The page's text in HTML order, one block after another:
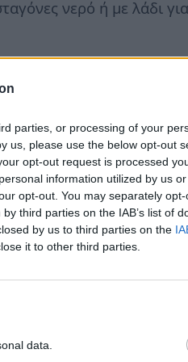
parties, or processing of your
us, please use the below opt-out
opt-out request is processed
information utilized by us
opt-out. You may separately
third parties on the IAB’s list of
by us to third parties on the
it to other third parties.
data.
νερό ή με λάδι
ένα έπιπλο του
με οινόπνευμα.